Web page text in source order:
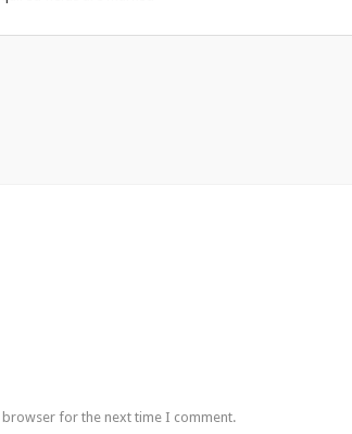
browser for the next time I comment.